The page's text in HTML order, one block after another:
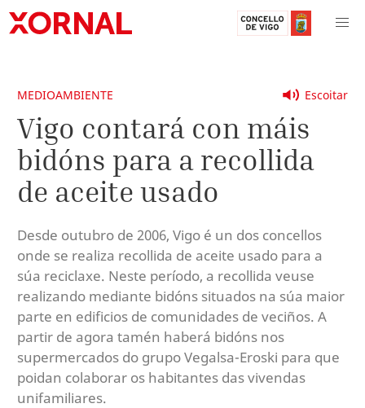
Escoitar
MEDIOAMBIENTE
Vigo contará con máis
bidóns para a recollida
de aceite usado
Desde outubro de 2006, Vigo é un dos concellos
onde se realiza recollida de aceite usado para a
súa reciclaxe. Neste período, a recollida veuse
realizando mediante bidóns situados na súa maior
parte en edificios de comunidades de veciños. A
partir de agora tamén haberá bidóns nos
supermercados do grupo Vegalsa-Eroski para que
poidan colaborar os habitantes das vivendas
unifamiliares.